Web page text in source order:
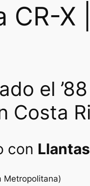
CR-
el
Costa
con
Metropolitana)